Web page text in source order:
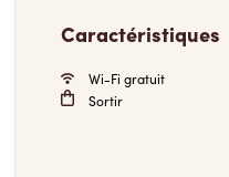
Caractéristiques
Wi-Fi gratuit
Sortir